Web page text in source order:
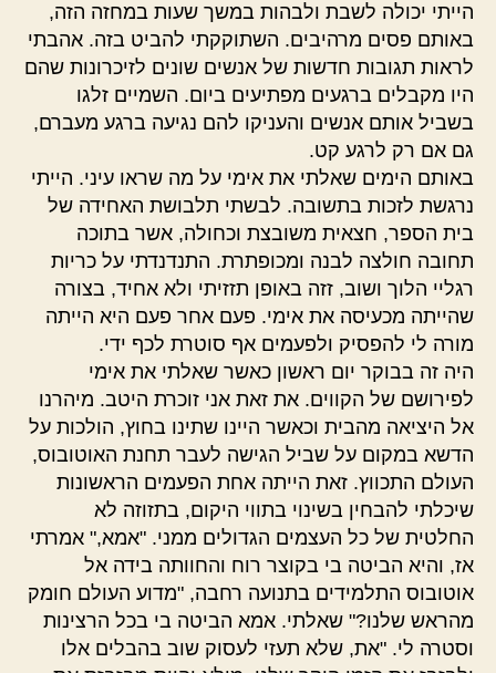
הייתי יכולה לשבת ולבהות במשך שעות במחזה הזה,
באותם פסים מרהיבים. השתוקקתי להביט בזה. אהבתי
לראות תגובות חדשות של אנשים שונים לזיכרונות שהם
היו מקבלים ברגעים מפתיעים ביום. השמיים זלגו
בשביל אותם אנשים והעניקו להם נגיעה ברגע מעברם,
גם אם רק לרגע קט.
באותם הימים שאלתי את אימי על מה שראו עיני. הייתי
נרגשת לזכות בתשובה. לבשתי תלבושת האחידה של
בית הספר, חצאית משובצת וכחולה, אשר בתוכה
תחובה חולצה לבנה ומכופתרת. התנדנדתי על כריות
רגליי הלוך ושוב, זזה באופן תזזיתי ולא אחיד, בצורה
שהייתה מכעיסה את אימי. פעם אחר פעם היא הייתה
מורה לי להפסיק ולפעמים אף סוטרת לכף ידי.
היה זה בבוקר יום ראשון כאשר שאלתי את אימי
לפירושם של הקווים. את זאת אני זוכרת היטב. מיהרנו
אל היציאה מהבית וכאשר היינו שתינו בחוץ, הולכות על
הדשא במקום על שביל הגישה לעבר תחנת האוטובוס,
העולם התכווץ. זאת הייתה אחת הפעמים הראשונות
שיכלתי להבחין בשינוי בתווי היקום, בתזוזה לא
החלטית של כל העצמים הגדולים ממני. "אמא," אמרתי
אז, והיא הביטה בי בקוצר רוח והחוותה בידה אל
אוטובוס התלמידים בתנועה רחבה, "מדוע העולם חומק
מהראש שלנו?" שאלתי. אמא הביטה בי בכל הרצינות
וסטרה לי. "את, שלא תעזי לעסוק שוב בהבלים אלו